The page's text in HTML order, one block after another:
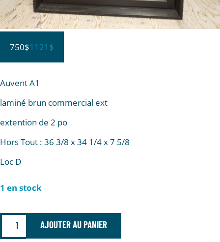
750$1121$
Auvent A1
laminé brun commercial ext
extention de 2 po
Hors Tout : 36 3/8 x 34 1/4 x 7 5/8
Loc D
1 en stock
AJOUTER AU PANIER